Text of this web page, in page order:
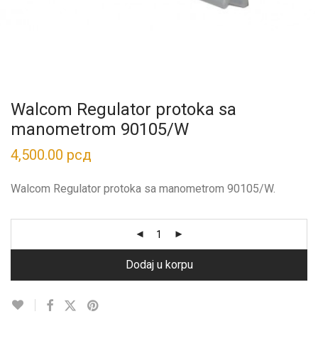
Walcom Regulator protoka sa
manometrom 90105/W
4,500.00 рсд
Walcom Regulator protoka sa manometrom 90105/W.
Dodaj u korpu